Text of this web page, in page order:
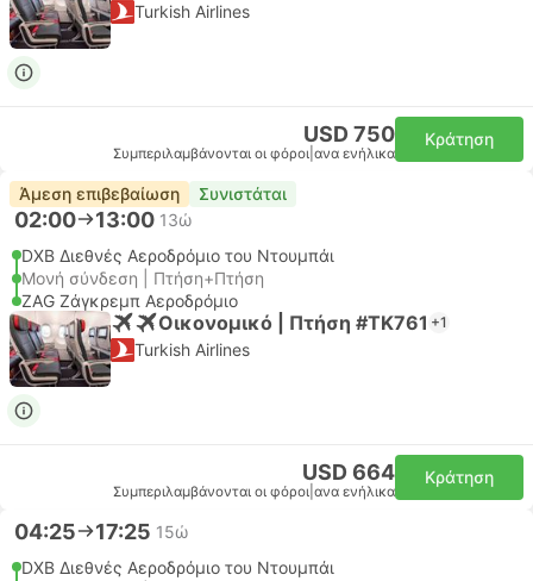
Turkish Airlines
USD 750
Συμπεριλαμβάνονται οι φόροι ανα ενήλικα
Κράτηση
Άμεση επιβεβαίωση Συνιστάται
02:00 13:00 13ώ
DXB Διεθνές Αεροδρόμιο του Ντουμπάι
Μονή σύνδεση | Πτήση+Πτήση
ZAG Ζάγκρεμπ Αεροδρόμιο
Οικονομικό | Πτήση #TK761 +1
Turkish Airlines
USD 664
Συμπεριλαμβάνονται οι φόροι ανα ενήλικα
Κράτηση
04:25 17:25 15ώ
DXB Διεθνές Αεροδρόμιο του Ντουμπάι